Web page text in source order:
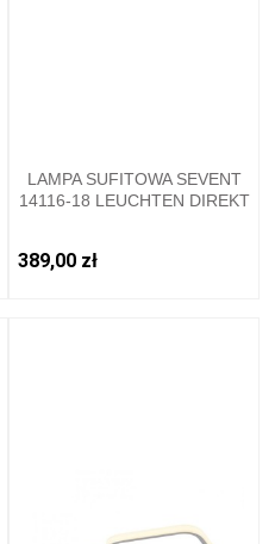
LAMPA SUFITOWA SEVENT
14116-18 LEUCHTEN DIREKT
389,00 zł